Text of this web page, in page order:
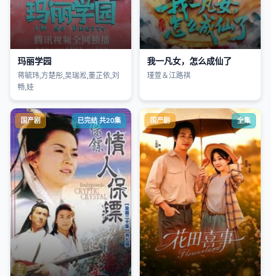
玛丽学园
蒋毓玮,方楚彤,吴瑞淞,董芷依,刘
畅,娃
我一凡女，怎么成仙了
瑾萱＆江路祺
国产剧 已完结 共20集 国产剧 全集